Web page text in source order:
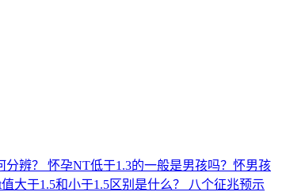
辨？
怀孕NT低于1.3的一般是男孩吗？怀男孩
大于1.5和小于1.5区别是什么？ 八个征兆预示